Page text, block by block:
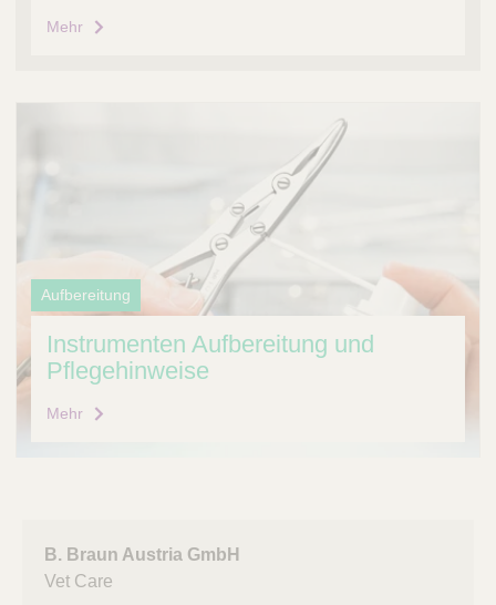
Mehr
Aufbereitung
Instrumenten Aufbereitung und
Pflegehinweise
Mehr
B. Braun Austria GmbH
Vet Care